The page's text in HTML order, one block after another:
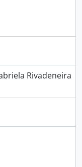
Rivadeneira